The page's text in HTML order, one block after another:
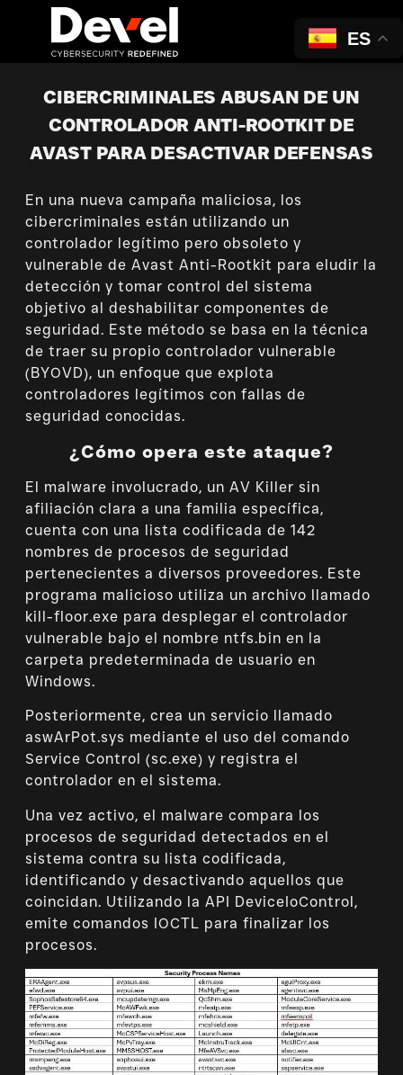
CIBERCRIMINALES ABUSAN DE UN
CONTROLADOR ANTI-ROOTKIT DE
AVAST PARA DESACTIVAR DEFENSAS
En una nueva campaña maliciosa, los
cibercriminales están utilizando un
controlador legítimo pero obsoleto y
vulnerable de Avast Anti-Rootkit para eludir la
detección y tomar control del sistema
objetivo al deshabilitar componentes de
seguridad. Este método se basa en la técnica
de traer su propio controlador vulnerable
(BYOVD), un enfoque que explota
controladores legítimos con fallas de
seguridad conocidas.
¿Cómo opera este ataque?
El malware involucrado, un AV Killer sin
afiliación clara a una familia específica,
cuenta con una lista codificada de 142
nombres de procesos de seguridad
pertenecientes a diversos proveedores. Este
programa malicioso utiliza un archivo llamado
kill-floor.exe para desplegar el controlador
vulnerable bajo el nombre ntfs.bin en la
carpeta predeterminada de usuario en
Windows.
Posteriormente, crea un servicio llamado
aswArPot.sys mediante el uso del comando
Service Control (sc.exe) y registra el
controlador en el sistema.
Una vez activo, el malware compara los
procesos de seguridad detectados en el
sistema contra su lista codificada,
identificando y desactivando aquellos que
coincidan. Utilizando la API DeviceIoControl,
emite comandos IOCTL para finalizar los
procesos.
ES